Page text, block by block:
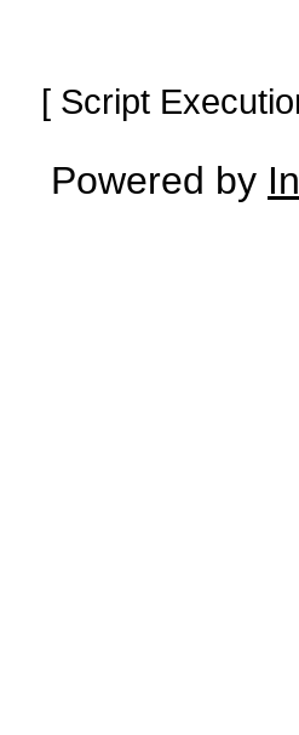
[ Script
Powered by